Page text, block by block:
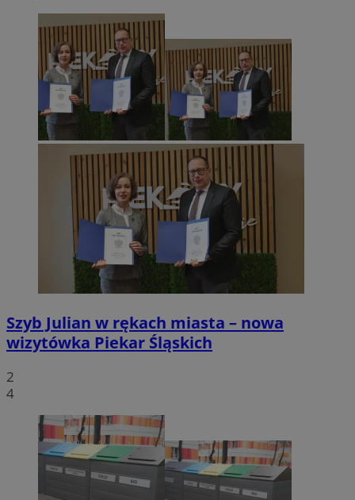
Szyb Julian w rękach miasta – nowa
wizytówka Piekar Śląskich
2
4